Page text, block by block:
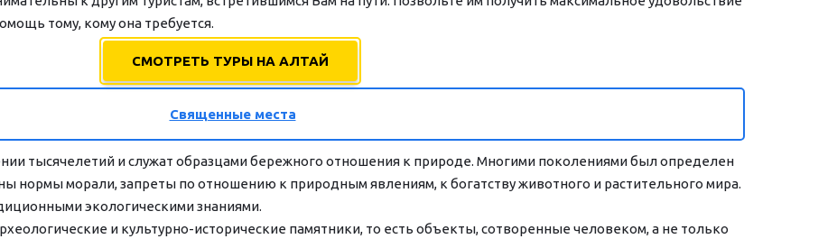
тому, кому она требуется.
СМОТРЕТЬ ТУРЫ НА АЛТАЙ
Священные места
тысячелетий и служат образцами бережного отношения к природе. Многими поколениями был определен
нормы морали, запреты по отношению к природным явлениям, к богатству животного и растительного мира.
экологическими знаниями.
и культурно-исторические памятники, то есть объекты, сотворенные человеком, а не только